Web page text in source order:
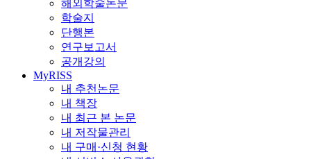
해외학술논문
학술지
단행본
연구보고서
공개강의
MyRISS
내 추천논문
내 책장
내 최근 본 논문
내 저작물관리
내 구매·신청 현황